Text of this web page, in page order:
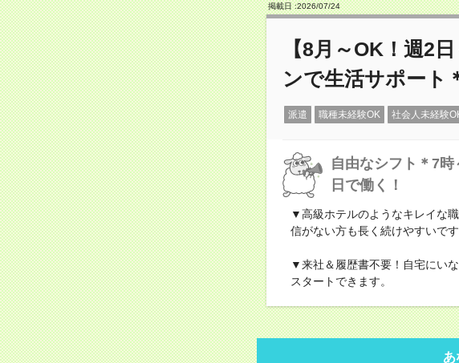
掲載日 :2026/07/24
【8月～OK！週2
ンで生活サポート
派遣 職種未経験OK 社会人未経験
自由なシフト＊7
日で働く！
▼高級ホテルのようなキレイな
信がない方も長く続けやすいです
▼来社＆履歴書不要！自宅にい
スタートできます。
あ